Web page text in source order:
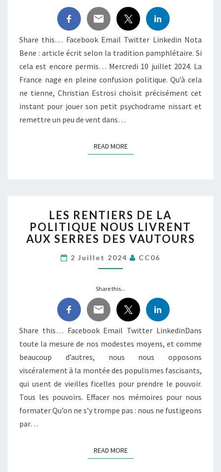
POLITIQUE
LOCALE
Share this… Facebook Email Twitter Linkedin Nota
Bene : article écrit selon la tradition pamphlétaire. Si
cela est encore permis… Mercredi 10 juillet 2024. La
France nage en pleine confusion politique. Qu’à cela
ne tienne, Christian Estrosi choisit précisément cet
instant pour jouer son petit psychodrame nissart et
remettre un peu de vent dans…
READ MOREREAD MORE
RENTIERS
DE
LA
NOUS
LIVRENT
SERRES
DES
VAUTOURS
LES RENTIERS DE LA
POLITIQUE NOUS LIVRENT
AUX SERRES DES VAUTOURS
2 Juillet 2024 CC06
Share this...
Share this… Facebook Email Twitter LinkedinDans
toute la mesure de nos modestes moyens, et comme
beaucoup d’autres, nous nous opposons
viscéralement à la montée des populismes fascisants,
qui usent de vieilles ficelles pour prendre le pouvoir.
Tous les pouvoirs. Effacer nos mémoires pour nous
formater Qu’on ne s’y trompe pas : nous ne fustigeons
par…
READ MOREREAD MORE